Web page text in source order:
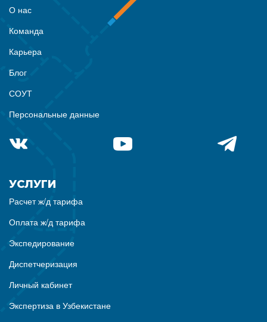
О нас
Команда
Карьера
Блог
СОУТ
Персональные данные
УСЛУГИ
Расчет ж/д тарифа
Оплата ж/д тарифа
Экспедирование
Диспетчеризация
Личный кабинет
Экспертиза в Узбекистане